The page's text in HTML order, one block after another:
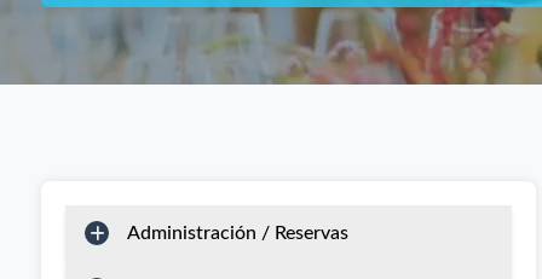
Administración / Reservas